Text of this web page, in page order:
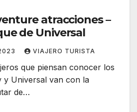
atracciones –
de Universal
VIAJERO TURISTA
que piensan conocer los
y Universal van con la
de…